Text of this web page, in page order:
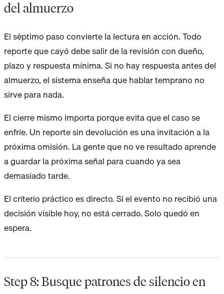
del almuerzo
El séptimo paso convierte la lectura en acción. Todo
reporte que cayó debe salir de la revisión con dueño,
plazo y respuesta mínima. Si no hay respuesta antes del
almuerzo, el sistema enseña que hablar temprano no
sirve para nada.
El cierre mismo importa porque evita que el caso se
enfríe. Un reporte sin devolución es una invitación a la
próxima omisión. La gente que no ve resultado aprende
a guardar la próxima señal para cuando ya sea
demasiado tarde.
El criterio práctico es directo. Si el evento no recibió una
decisión visible hoy, no está cerrado. Solo quedó en
espera.
Step 8: Busque patrones de silencio en